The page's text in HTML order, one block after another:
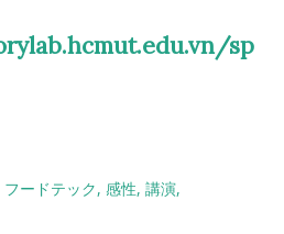
sp
フードテック 感性 講演